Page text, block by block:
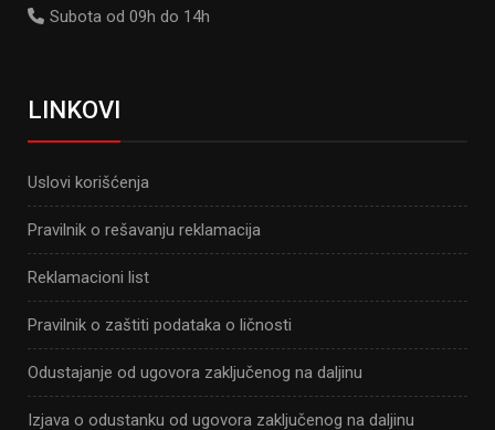
Subota od 09h do 14h
LINKOVI
Uslovi korišćenja
Pravilnik o rešavanju reklamacija
Reklamacioni list
Pravilnik o zaštiti podataka o ličnosti
Odustajanje od ugovora zaključenog na daljinu
Izjava o odustanku od ugovora zaključenog na daljinu